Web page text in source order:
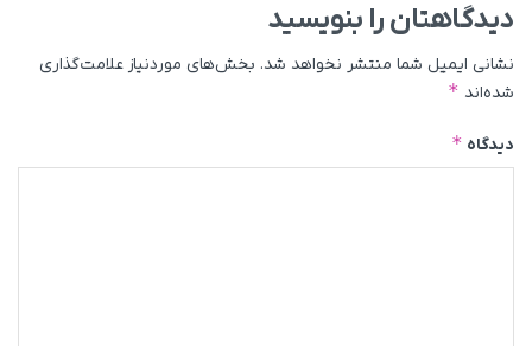
دیدگاهتان را بنویسید
نشانی ایمیل شما منتشر نخواهد شد. بخش‌های موردنیاز علامت‌گذاری
شده‌اند *
دیدگاه *